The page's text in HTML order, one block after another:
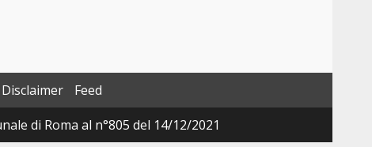
Disclaimer
Feed
di Roma al n°805 del 14/12/2021